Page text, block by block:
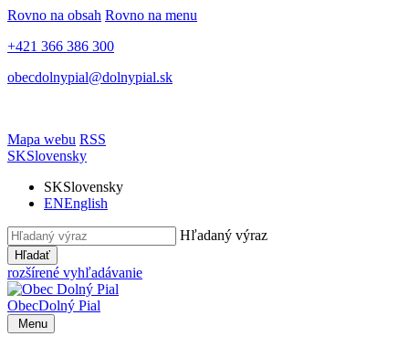
Rovno na obsah Rovno na menu
+421 366 386 300
obecdolnypial@dolnypial.sk
Mapa webu RSS
SKSlovensky
SKSlovensky
ENEnglish
Hľadaný výraz
Hľadať
rozšírené vyhľadávanie
ObecDolný Pial
Menu